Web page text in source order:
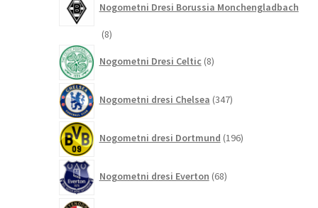
Nogometni Dresi Borussia Monchengladbach
88
Nogometni Dresi Celtic 8izdelkov
Nogometni dresi Chelsea 347izdelkov
Nogometni dresi Dortmund 196izdelkov
Nogometni dresi Everton 68izdelkov